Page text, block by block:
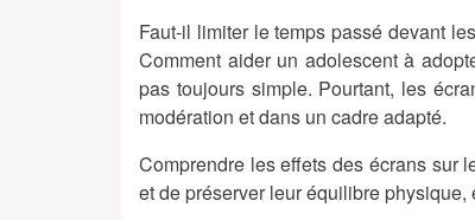
Faut-il limiter le temps passé devant
Comment aider un adolescent à
pas toujours simple. Pourtant, les
modération et dans un cadre adapté.
Comprendre les effets des écrans sur
et de préserver leur équilibre physique,